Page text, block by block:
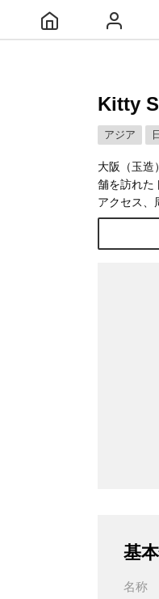
Kitty
アジア
大阪（玉造
舗を訪れた
アクセス、
基
名称